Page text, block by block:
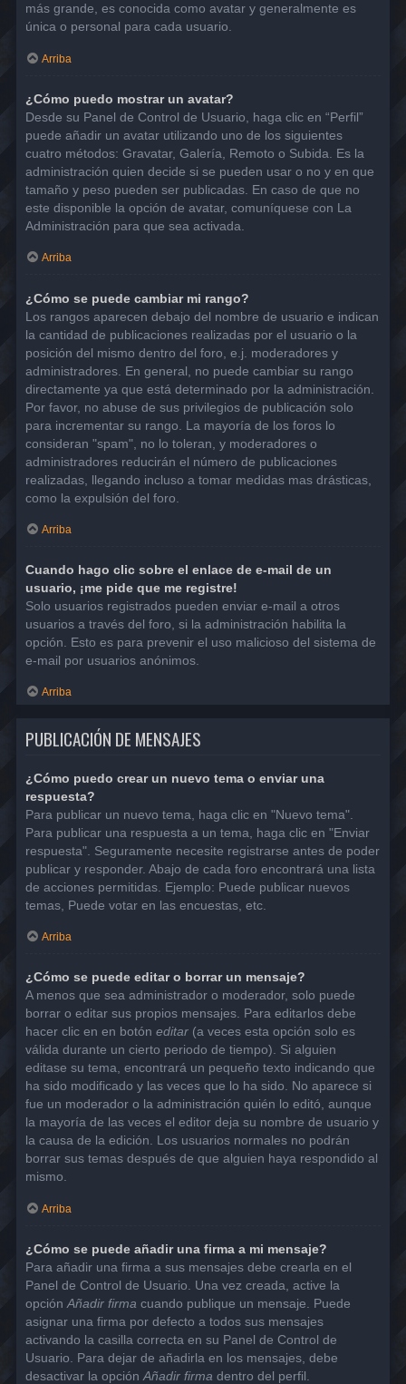
más grande, es conocida como avatar y generalmente es
única o personal para cada usuario.
Arriba
¿Cómo puedo mostrar un avatar?
Desde su Panel de Control de Usuario, haga clic en “Perfil”
puede añadir un avatar utilizando uno de los siguientes
cuatro métodos: Gravatar, Galería, Remoto o Subida. Es la
administración quien decide si se pueden usar o no y en que
tamaño y peso pueden ser publicadas. En caso de que no
este disponible la opción de avatar, comuníquese con La
Administración para que sea activada.
Arriba
¿Cómo se puede cambiar mi rango?
Los rangos aparecen debajo del nombre de usuario e indican
la cantidad de publicaciones realizadas por el usuario o la
posición del mismo dentro del foro, e.j. moderadores y
administradores. En general, no puede cambiar su rango
directamente ya que está determinado por la administración.
Por favor, no abuse de sus privilegios de publicación solo
para incrementar su rango. La mayoría de los foros lo
consideran "spam", no lo toleran, y moderadores o
administradores reducirán el número de publicaciones
realizadas, llegando incluso a tomar medidas mas drásticas,
como la expulsión del foro.
Arriba
Cuando hago clic sobre el enlace de e-mail de un
usuario, ¡me pide que me registre!
Solo usuarios registrados pueden enviar e-mail a otros
usuarios a través del foro, si la administración habilita la
opción. Esto es para prevenir el uso malicioso del sistema de
e-mail por usuarios anónimos.
Arriba
PUBLICACIÓN DE MENSAJES
¿Cómo puedo crear un nuevo tema o enviar una
respuesta?
Para publicar un nuevo tema, haga clic en "Nuevo tema".
Para publicar una respuesta a un tema, haga clic en "Enviar
respuesta". Seguramente necesite registrarse antes de poder
publicar y responder. Abajo de cada foro encontrará una lista
de acciones permitidas. Ejemplo: Puede publicar nuevos
temas, Puede votar en las encuestas, etc.
Arriba
¿Cómo se puede editar o borrar un mensaje?
A menos que sea administrador o moderador, solo puede
borrar o editar sus propios mensajes. Para editarlos debe
hacer clic en en botón editar (a veces esta opción solo es
válida durante un cierto periodo de tiempo). Si alguien
editase su tema, encontrará un pequeño texto indicando que
ha sido modificado y las veces que lo ha sido. No aparece si
fue un moderador o la administración quién lo editó, aunque
la mayoría de las veces el editor deja su nombre de usuario y
la causa de la edición. Los usuarios normales no podrán
borrar sus temas después de que alguien haya respondido al
mismo.
Arriba
¿Cómo se puede añadir una firma a mi mensaje?
Para añadir una firma a sus mensajes debe crearla en el
Panel de Control de Usuario. Una vez creada, active la
opción Añadir firma cuando publique un mensaje. Puede
asignar una firma por defecto a todos sus mensajes
activando la casilla correcta en su Panel de Control de
Usuario. Para dejar de añadirla en los mensajes, debe
desactivar la opción Añadir firma dentro del perfil.